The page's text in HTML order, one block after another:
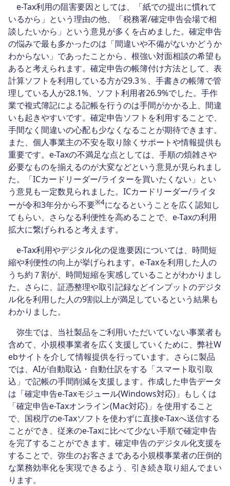
e-Tax利用の阻害要因としては、「紙での提出に慣れて
いるから」という理由の他、「税務署/確定申告会場で相
談したいから」という意見が多くを占めました。確定申告
の悩みで最も多かったのは「間違いや不備がないかどうか
わからない」であったことから、根強い対面相談の希望も
あると考えられます。確定申告の帳簿付け方法として、表
計算ソフトを利用している方が29.3％、手書きの帳簿で管
理している人が28.1%、ソフト利用者26.9%でした。手作
業で複式簿記による記帳を行うのは手間がかかる上、間違
いも起きやすいです。確定申告ソフトを利用することで、
手間なく間違いの心配も少なくなることが期待できます。
また、個人事業主の不安を取り除くサポートや情報提供も
重要です。e-Taxの不満足な点としては、手順の煩雑さや
必要なものを揃えるのが大変などという意見が見られまし
た。「ICカードリーダー/ライターを買いたくない」とい
う意見も一定数見られました。ICカードリーダー/ライタ
ーが令和3年分から不要※4になるということを広く認知し
てもらい、さらなる利便性を高めることで、e-Taxの利用
拡大に繋げられると考えます。
e-Tax利用やデジタル化の促進要因については、時間短
縮や利便性の向上が挙げられます。e-Taxを利用した人の
うち約７割が、時間短縮を実感していることがわかりまし
た。さらに、証憑整理や取引記録などインプットのデジタ
ル化を利用した人の9割以上が満足しているという結果も
わかりました。
弥生では、当社製品をご利用いただいていない事業者も
含めて、小規模事業者を広く支援していくために、弊社W
ebサイトを介して情報提供を行っています。さらに製品
では、AIが自動取込・自動仕訳をする「スマート取引取
込」で記帳の手間削減を支援します。作成した申告データ
は「確定申告e-Taxモジュール(Windows対応)」もしくは
「確定申告e-Taxオンライン(Mac対応)」を使用すること
で、国税庁のe-Taxソフトを使わずに直接e-Taxへ送信する
ことができ、従来のe-Taxに比べて少ない手順で確定申告
を完了することができます。確定申告のデジタル化支援を
することで、弥生のお客さまである小規模事業者の圧倒的
な業務効率化を実現できるよう、引き続き取り組んでまい
ります。